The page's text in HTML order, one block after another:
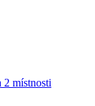
místnosti